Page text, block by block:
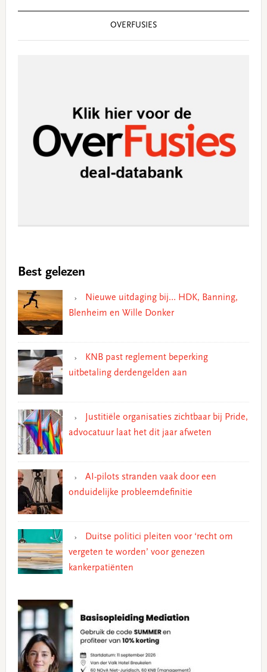
OVERFUSIES
Best gelezen
Nieuwe uitdaging bij… HDK, Banning,
Blenheim en Wille Donker
KNB past reglement beperking
uitbetaling derdengelden aan
Justitiële organisaties zichtbaar bij Pride,
advocatuur laat het dit jaar afweten
AI-pilots stranden vaak door een
onduidelijke probleemdefinitie
Duitse politici pleiten voor ‘recht om
vergeten te worden’ voor genezen
kankerpatiënten